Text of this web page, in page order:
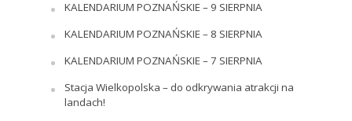
KALENDARIUM POZNAŃSKIE – 9 SIERPNIA
KALENDARIUM POZNAŃSKIE – 8 SIERPNIA
KALENDARIUM POZNAŃSKIE – 7 SIERPNIA
Stacja Wielkopolska – do odkrywania atrakcji na
landach!